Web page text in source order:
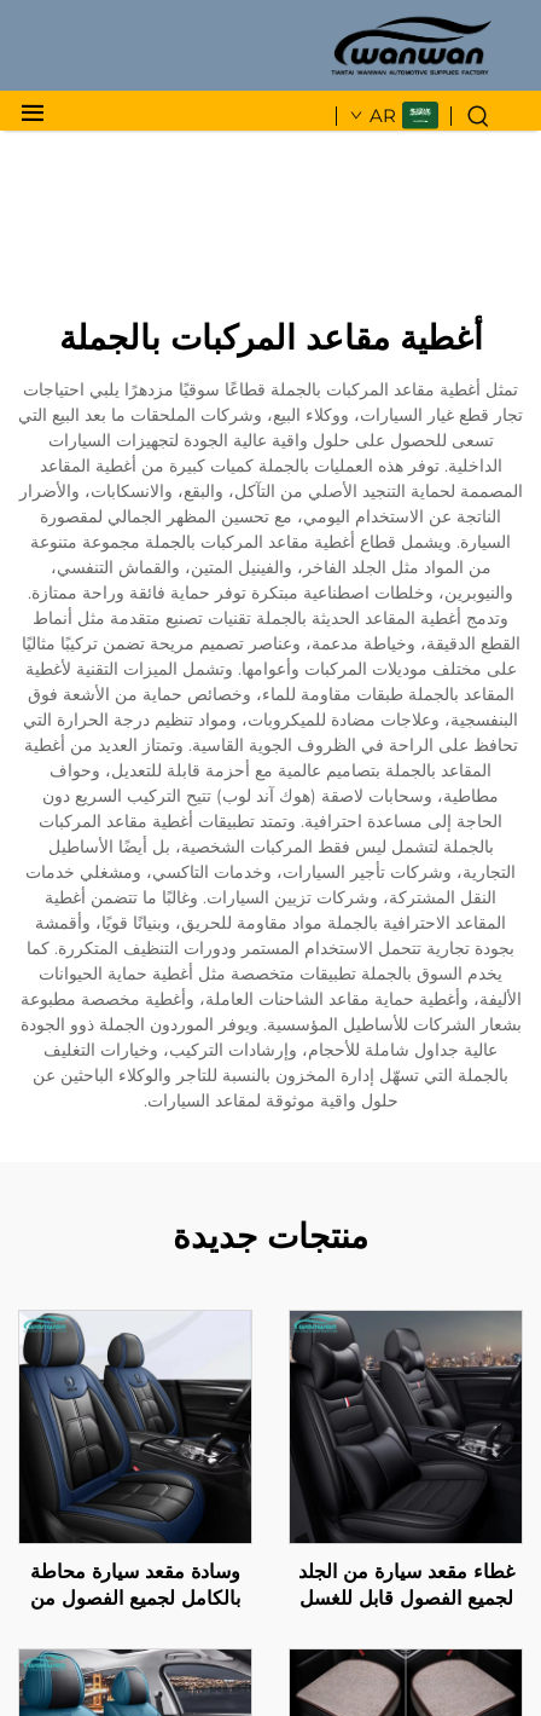
AR
أغطية مقاعد المركبات بالجملة
تمثل أغطية مقاعد المركبات بالجملة قطاعًا سوقيًا مزدهرًا يلبي احتياجات
تجار قطع غيار السيارات، ووكلاء البيع، وشركات الملحقات ما بعد البيع التي
تسعى للحصول على حلول واقية عالية الجودة لتجهيزات السيارات
الداخلية. توفر هذه العمليات بالجملة كميات كبيرة من أغطية المقاعد
المصممة لحماية التنجيد الأصلي من التآكل، والبقع، والانسكابات، والأضرار
الناتجة عن الاستخدام اليومي، مع تحسين المظهر الجمالي لمقصورة
السيارة. ويشمل قطاع أغطية مقاعد المركبات بالجملة مجموعة متنوعة
من المواد مثل الجلد الفاخر، والفينيل المتين، والقماش التنفسي،
والنيوبرين، وخلطات اصطناعية مبتكرة توفر حماية فائقة وراحة ممتازة.
وتدمج أغطية المقاعد الحديثة بالجملة تقنيات تصنيع متقدمة مثل أنماط
القطع الدقيقة، وخياطة مدعمة، وعناصر تصميم مريحة تضمن تركيبًا مثاليًا
على مختلف موديلات المركبات وأعوامها. وتشمل الميزات التقنية لأغطية
المقاعد بالجملة طبقات مقاومة للماء، وخصائص حماية من الأشعة فوق
البنفسجية، وعلاجات مضادة للميكروبات، ومواد تنظيم درجة الحرارة التي
تحافظ على الراحة في الظروف الجوية القاسية. وتمتاز العديد من أغطية
المقاعد بالجملة بتصاميم عالمية مع أحزمة قابلة للتعديل، وحواف
مطاطية، وسحابات لاصقة (هوك آند لوب) تتيح التركيب السريع دون
الحاجة إلى مساعدة احترافية. وتمتد تطبيقات أغطية مقاعد المركبات
بالجملة لتشمل ليس فقط المركبات الشخصية، بل أيضًا الأساطيل
التجارية، وشركات تأجير السيارات، وخدمات التاكسي، ومشغلي خدمات
النقل المشتركة، وشركات تزيين السيارات. وغالبًا ما تتضمن أغطية
المقاعد الاحترافية بالجملة مواد مقاومة للحريق، وبنيانًا قويًا، وأقمشة
بجودة تجارية تتحمل الاستخدام المستمر ودورات التنظيف المتكررة. كما
يخدم السوق بالجملة تطبيقات متخصصة مثل أغطية حماية الحيوانات
الأليفة، وأغطية حماية مقاعد الشاحنات العاملة، وأغطية مخصصة مطبوعة
بشعار الشركات للأساطيل المؤسسية. ويوفر الموردون الجملة ذوو الجودة
عالية جداول شاملة للأحجام، وإرشادات التركيب، وخيارات التغليف
بالجملة التي تسهّل إدارة المخزون بالنسبة للتاجر والوكلاء الباحثين عن
حلول واقية موثوقة لمقاعد السيارات.
منتجات جديدة
غطاء مقعد سيارة من الجلد
لجميع الفصول قابل للغسل
العناية إكسسوار للمقاعد
وسادة مقعد سيارة محاطة
بالكامل لجميع الفصول من
البوليستري لمقاعد السيارات